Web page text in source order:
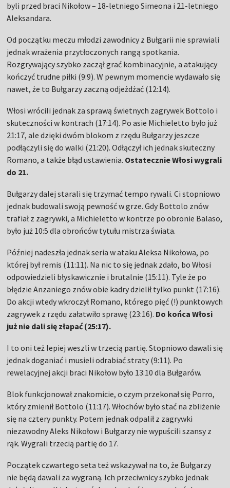
byli przed braci Nikołow – 18-letniego Simeona i 21-letniego
Aleksandara.
Od początku meczu młodzi zawodnicy z Bułgarii nie sprawiali
jednak wrażenia przytłoczonych rangą spotkania.
Rozgrywający szybko zaczął grać kombinacyjnie, a atakujący
kończyć trudne piłki (9:9). W pewnym momencie wydawało się
nawet, że to Bułgarzy zaczną odjeżdżać (12:14).
Włosi wrócili jednak za sprawą świetnych zagrywek Bottolo i
skuteczności w kontrach (17:14). Po asie Michieletto było już
21:17, ale dzięki dwóm blokom z rzędu Bułgarzy jeszcze
podłączyli się do walki (21:20). Odłączył ich jednak skuteczny
Romano, a także błąd ustawienia. Ostatecznie Włosi wygrali
do 21.
Bułgarzy dalej starali się trzymać tempo rywali. Ci stopniowo
jednak budowali swoją pewność w grze. Gdy Bottolo znów
trafiał z zagrywki, a Michieletto w kontrze po obronie Balaso,
było już 10:5 dla obrońców tytułu mistrza świata.
Później nadeszła jednak seria w ataku Aleksa Nikołowa, po
której był remis (11:11). Na nic to się jednak zdało, bo Włosi
odpowiedzieli błyskawicznie i brutalnie (15:11). Tyle że po
błędzie Anzaniego znów obie kadry dzielił tylko punkt (17:16).
Do akcji wtedy wkroczył Romano, którego pięć (!) punktowych
zagrywek z rzędu załatwiło sprawę (23:16). Do końca Włosi
już nie dali się złapać (25:17).
I to oni też lepiej weszli w trzecią partię. Stopniowo dawali się
jednak doganiać i musieli odrabiać straty (9:11). Po
rewelacyjnej akcji braci Nikołow było 13:10 dla Bułgarów.
Blok funkcjonował znakomicie, o czym przekonał się Porro,
który zmienił Bottolo (11:17). Włochów było stać na zbliżenie
się na cztery punkty. Potem jednak odpalił z zagrywki
niezawodny Aleks Nikołow i Bułgarzy nie wypuścili szansy z
rąk. Wygrali trzecią partię do 17.
Początek czwartego seta też wskazywał na to, że Bułgarzy
nie będą dawali za wygraną. Ich przeciwnicy szybko jednak